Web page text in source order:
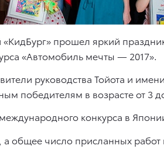
прошел яркий
«Автомобиль мечты — 2017».
руководства Тойота и
победителям в возрасте от 3
конкурса в
общее число присланных работ